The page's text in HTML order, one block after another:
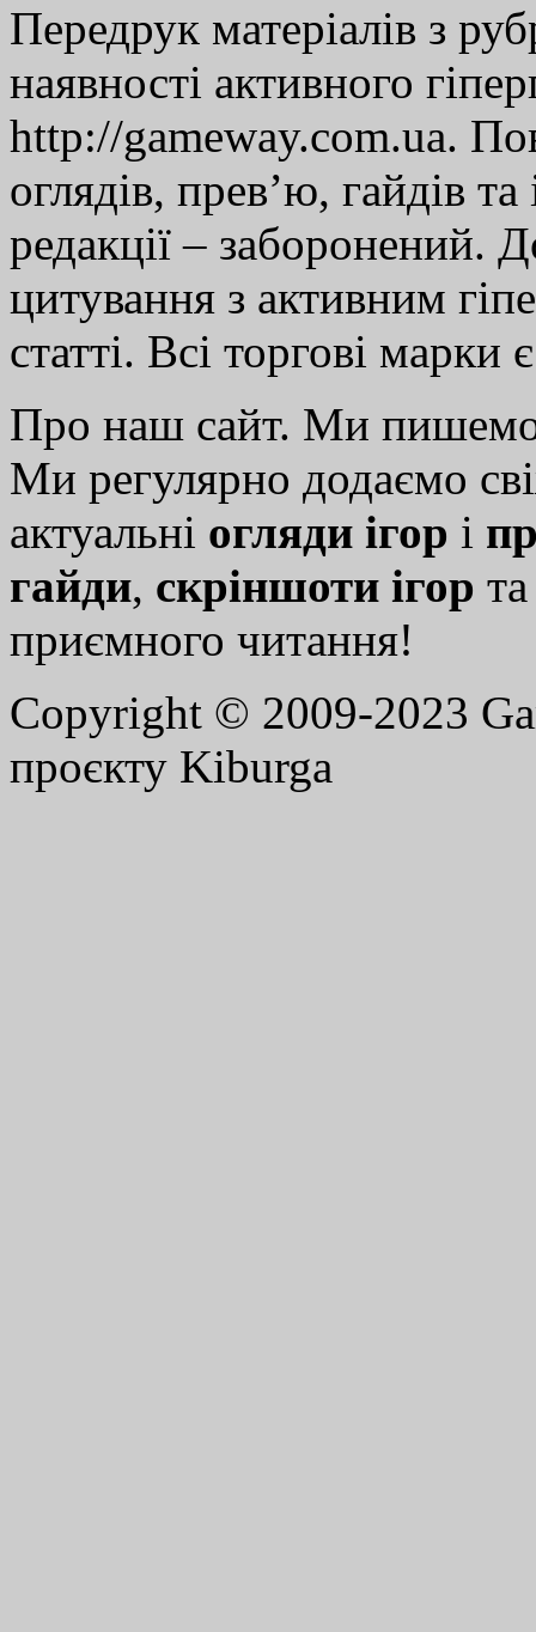
Передрук матеріалів з
наявності активного
http://gameway.com.ua.
оглядів, прев’ю, гайдів
редакції – заборонений.
цитування з активним
статті. Всі торгові марки
Про наш сайт. Ми
Ми регулярно додаємо
актуальні огляди ігор і
гайди, скріншоти ігор
приємного читання!
Copyright © 2009-2023
проєкту Kiburga